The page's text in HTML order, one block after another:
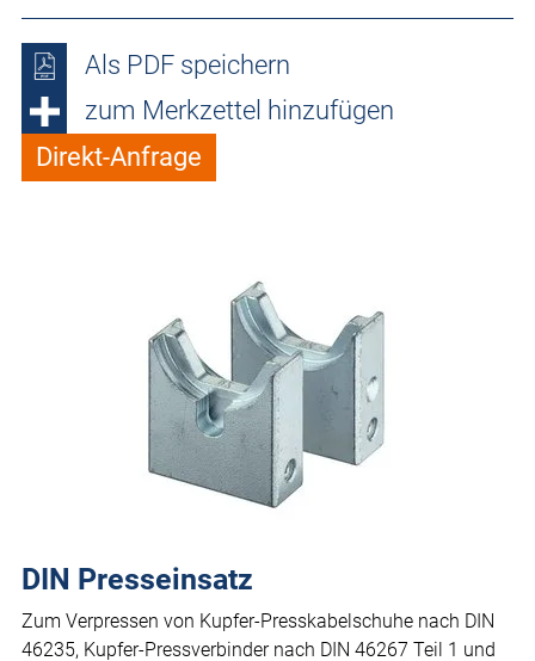
Als PDF speichern
zum Merkzettel hinzufügen
Direkt-Anfrage
DIN Presseinsatz
Zum Verpressen von Kupfer-Presskabelschuhe nach DIN
46235, Kupfer-Pressverbinder nach DIN 46267 Teil 1 und